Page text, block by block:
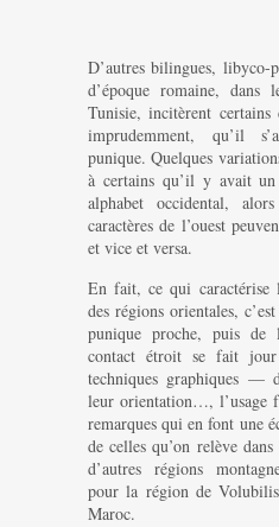
D’autres bilingues, libyco-
d’époque romaine,
Tunisie, incitèrent certains
imprudemment, qu’il
punique. Quelques
à certains qu’il y avait
alphabet occidental,
caractères de l’ouest
et vice et versa.
En fait, ce qui caractérise
des régions orientales,
punique proche, puis de
contact étroit se fait
techniques graphiques —
leur orientation…, l’usage
remarques qui en font une
de celles qu’on relève
d’autres régions
pour la région de
Maroc.